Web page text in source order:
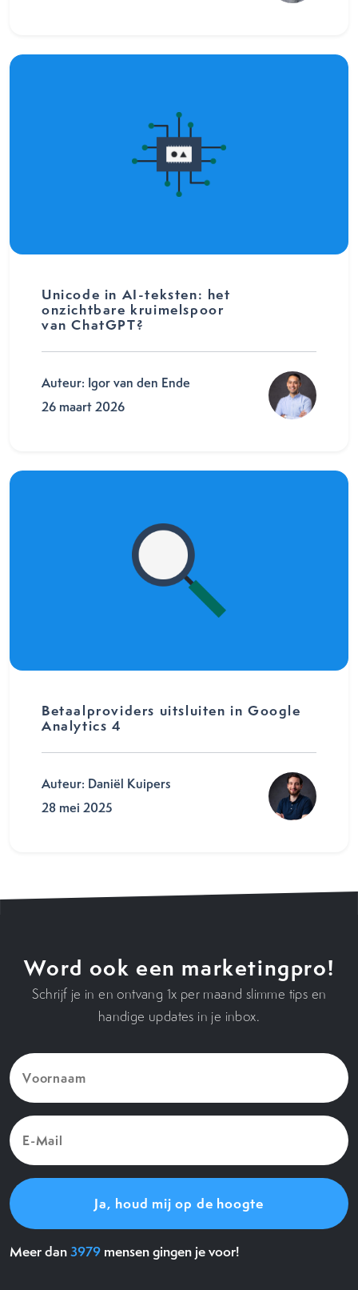
Unicode in AI-teksten: het
onzichtbare kruimelspoor
van ChatGPT?
Auteur: Igor van den Ende
26 maart 2026
Betaalproviders uitsluiten in Google
Analytics 4
Auteur: Daniël Kuipers
28 mei 2025
Word ook een marketingpro!
Schrijf je in en ontvang 1x per maand slimme tips en
handige updates in je inbox.
Voornaam
(Vereist)
E-
Mail
(Vereist)
Meer dan3979 mensen gingen je voor!